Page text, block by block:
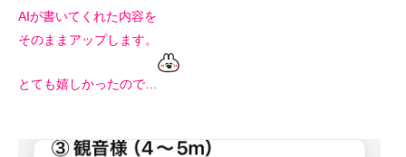
AIが書いてくれた内容を
そのままアップします。
とても嬉しかったので…